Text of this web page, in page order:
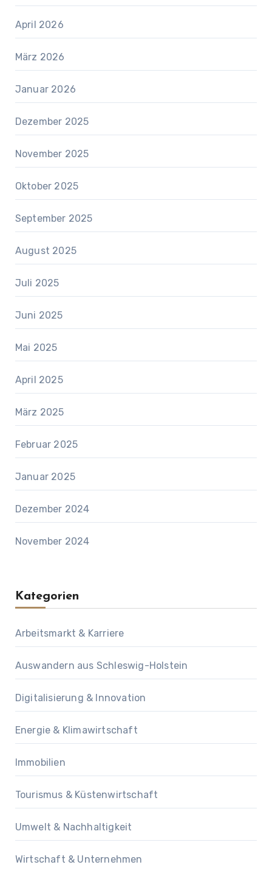
April 2026
März 2026
Januar 2026
Dezember 2025
November 2025
Oktober 2025
September 2025
August 2025
Juli 2025
Juni 2025
Mai 2025
April 2025
März 2025
Februar 2025
Januar 2025
Dezember 2024
November 2024
Kategorien
Arbeitsmarkt & Karriere
Auswandern aus Schleswig-Holstein
Digitalisierung & Innovation
Energie & Klimawirtschaft
Immobilien
Tourismus & Küstenwirtschaft
Umwelt & Nachhaltigkeit
Wirtschaft & Unternehmen